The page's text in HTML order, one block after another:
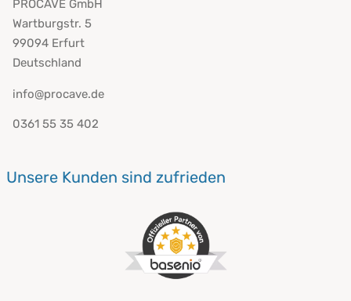
PROCAVE GmbH
Wartburgstr. 5
99094 Erfurt
Deutschland
info@procave.de
0361 55 35 402
Unsere Kunden sind zufrieden